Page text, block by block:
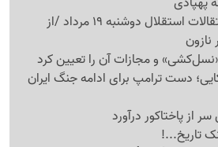
آخرین اخبار از نقل‌ و انتقالات استقلال دوشنبه 19 مرداد /از
و مجازات آن را تعیین کرد
دست ترامپ برای ادامه جنگ ایران
از پاختاکور درآورد
تاریخ...!